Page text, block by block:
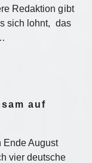
Redaktion gibt
sich lohnt, das
auf
Ende August
vier deutsche